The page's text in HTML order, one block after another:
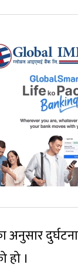
अनुसार
हो ।